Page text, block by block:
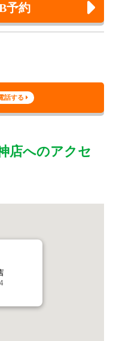
予約
話する
店へのアクセ